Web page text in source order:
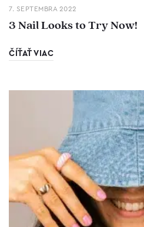
7. SEPTEMBRA 2022
3 Nail Looks to Try Now!
ČÍŤAŤ VIAC